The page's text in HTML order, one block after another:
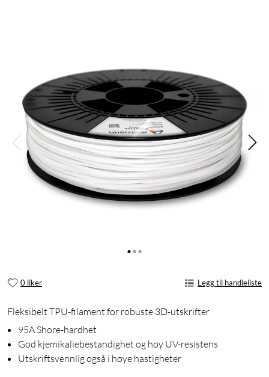
0 liker Legg til handleliste
Fleksibelt TPU-filament for robuste 3D-utskrifter
95A Shore-hardhet
God kjemikaliebestandighet og høy UV-resistens
Utskriftsvennlig også i høye hastigheter